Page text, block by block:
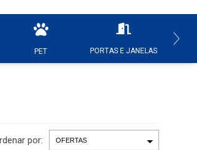
PET PORTAS E JANELAS
por: